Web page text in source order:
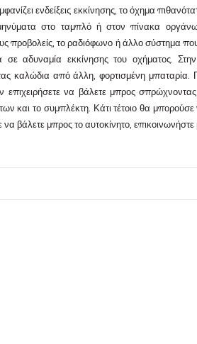
ενδείξεις εκκίνησης, το όχημα
μηνύματα στο ταμπλό ή στον πίνακα
προβολείς, το ραδιόφωνο ή άλλο σύστημα
σε αδυναμία εκκίνησης του οχήματος.
καλώδια από άλλη, φορτισμένη
επιχειρήσετε να βάλετε μπρος
και το συμπλέκτη. Κάτι τέτοιο θα
να βάλετε μπρος το αυτοκίνητο, επικοινωνήστε